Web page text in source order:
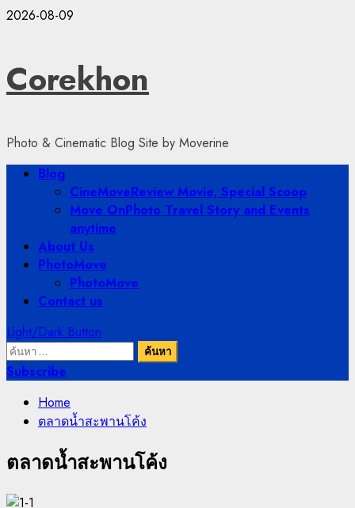
Skip
2026-08-09
Corekhon
Photo & Cinematic Blog Site by Moverine
PrimaryBlog
CineMoveReview Movie, Special Scoop
Move OnPhoto Travel Story and Events
anytime
About Us
PhotoMove
PhotoMove
Contact us
Light/Dark Button
ค้นหา
สำหรับ:
Subscribe
Home
ตลาดน้ำสะพานโค้ง
ตลาดน้ำสะพานโค้ง